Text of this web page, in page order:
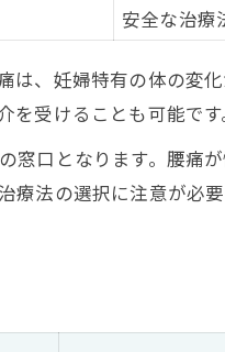
安全な治療
、妊婦特有の体の変
受けることも可能です
窓口となります。腰痛
法の選択に注意が必